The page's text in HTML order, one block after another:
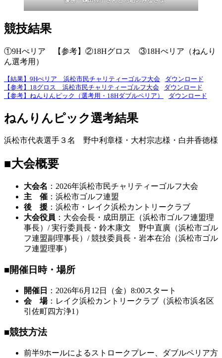
競技結果
①9Hぺリア 【参考】②18Hグロス ③18Hぺリア（ねんり
ん選考用）
【結果】9Hぺリア 浜松市民チャリティーゴルフ大会
ダウンロード
【参考】18グロス 浜松市民チャリティーゴルフ大会
ダウンロード
【参考】ねんりんピック（選考用・18Hダブルペリア）
ダウンロード
ねんりんピック選考結果
浜松市代表選手３名 野中利章様・大村宗志様・白井香徳様
■大会概要
大会名 ：2026年浜松市民チャリティーゴルフ大会
主 催 ：浜松市ゴルフ連盟
後 援 ：浜松市・レイク浜松カントリークラブ
大会役員 ：大会会長・成田朋正（浜松市ゴルフ連盟理
事⻑）/ 実行委員⻑・鈴木康文 野中直廣（浜松市ゴル
フ連盟副理事長）/ 競技委員長・岩本在治（浜松市ゴル
フ連盟理事）
■開催日時・場所
開催日
：2026年6月12日（金）8:00スタート
会 場：レイク浜松カントリークラブ（浜松市浜名区
引佐町四方浄1）
■競技方法
前半9ホールによるストロークプレー、ダブルペリア方